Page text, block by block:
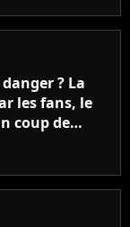
? La
les fans, le
coup de